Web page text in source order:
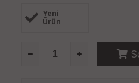
Yeni
Ürün